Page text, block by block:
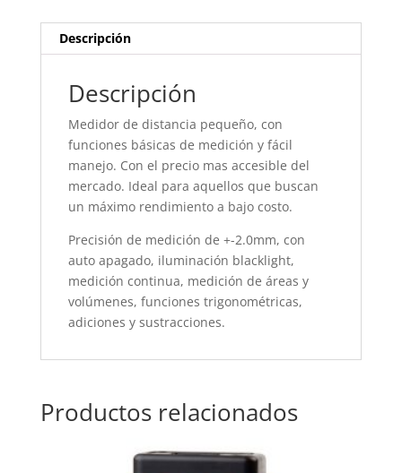
Descripción
Descripción
Medidor de distancia pequeño, con
funciones básicas de medición y fácil
manejo. Con el precio mas accesible del
mercado. Ideal para aquellos que buscan
un máximo rendimiento a bajo costo.
Precisión de medición de +-2.0mm, con
auto apagado, iluminación blacklight,
medición continua, medición de áreas y
volúmenes, funciones trigonométricas,
adiciones y sustracciones.
Productos relacionados